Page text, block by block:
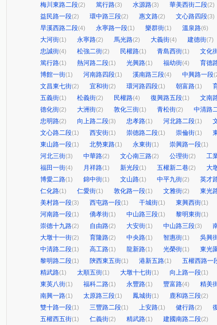
梅川東路二段(2) 篤行路(3) 水源路(3) 華美西街二段(2)
益民路一段(2) 環中路三段(2) 惠文路(2) 文心路四段(3)
旱溪西路二段(4) 永寧路一段(1) 樂群街(1) 溫泉路(6)
大河街(1) 永寧路(2) 馬光路(2) 大義街(4) 建德街(7)
忠誠街(4) 松強二街(2) 民權路(1) 青島西街(1)
文化
篤行路(1) 熱河路二段(1) 光興路(1) 福幼街(4)
育德
博館一街(1) 河南路四段(1) 溪南路三段(4) 中興路一段
文昌東七街(2) 宜和街(2) 環河路四段(1) 朝富路(1)
五義街(1) 松義街(2) 民權路(4) 復興路五段(1)
文南
德化街(2) 大洲街(2) 敦化三街(1) 青松街(2)
中清路
忠明路(2) 向上路二段(3) 忠孝路(1) 河北路二段(1)
文心路二段(1) 西安街(1) 崇德路二段(1) 崇倫街(1)
東山路一段(1) 北勢東路(1) 永東街(1) 崇興路一段(1)
河北三街(3) 中華路(2) 文心南三路(2) 公理街(2)
工
福田一街(4) 月祥路(1) 新光段(1) 五權新二巷(2)
大
博愛二路(1) 錦中街(1) 文山路(1) 中平九街(2)
英才
仁化路(1) 仁愛街(1) 敦化路一段(1) 文雅街(2)
東光
美村路一段(3) 西屯路一段(1) 干城街(1) 東興西街(1)
河南路一段(1) 僑孝街(1) 中山路三段(1) 黎明東街(1)
崇德十九路(2) 自由路(2) 大安街(1) 中山路三段(3)
大墩十一街(2) 育隆路(2) 中央路(1) 智惠街(1)
吳興
中清路二段(1) 高工路(1) 龍新路(1) 光榮街(1)
東光
黎明路二段(1) 陝西東五街(1) 港新五路(1)
五權西路一
精武路(1) 太順五街(1) 大墩十七街(1) 向上路一段(1)
東英八街(1) 福科二路(1) 永豐路(1) 豐富路(4)
精美
南興一路(1) 太原路三段(1) 鳳城街(1) 鹿和路三段(2)
雙十路一段(1) 三豐路二段(1) 上安路(1) 健行路(2)
五權西五街(1) 仁義街(2) 精武路(1) 建國南路二段(2)